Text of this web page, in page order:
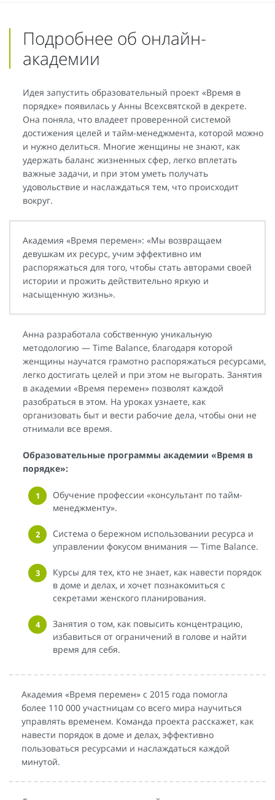
Подробнее об онлайн-
академии
Идея запустить образовательный проект «Время в
порядке» появилась у Анны Всехсвятской в декрете.
Она поняла, что владеет проверенной системой
достижения целей и тайм-менеджмента, которой можно
и нужно делиться. Многие женщины не знают, как
удержать баланс жизненных сфер, легко вплетать
важные задачи, и при этом уметь получать
удовольствие и наслаждаться тем, что происходит
вокруг.
Академия «Время перемен»: «Мы возвращаем
девушкам их ресурс, учим эффективно им
распоряжаться для того, чтобы стать авторами своей
истории и прожить действительно яркую и
насыщенную жизнь».
Анна разработала собственную уникальную
методологию — Time Balance, благодаря которой
женщины научатся грамотно распоряжаться ресурсами,
легко достигать целей и при этом не выгорать. Занятия
в академии «Время перемен» позволят каждой
разобраться в этом. На уроках узнаете, как
организовать быт и вести рабочие дела, чтобы они не
отнимали все время.
Образовательные программы академии «Время в
порядке»:
Обучение профессии «консультант по тайм-
менеджменту».
Система о бережном использовании ресурса и
управлении фокусом внимания — Time Balance.
Курсы для тех, кто не знает, как навести порядок
в доме и делах, и хочет познакомиться с
секретами женского планирования.
Занятия о том, как повысить концентрацию,
избавиться от ограничений в голове и найти
время для себя.
Академия «Время перемен» с 2015 года помогла
более 110 000 участницам со всего мира научиться
управлять временем. Команда проекта расскажет, как
навести порядок в доме и делах, эффективно
пользоваться ресурсами и наслаждаться каждой
минутой.